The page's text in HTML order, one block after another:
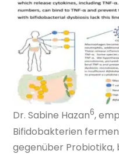
Dr. Sabine Hazan6,
Bifidobakterien
gegenüber Probiotika,